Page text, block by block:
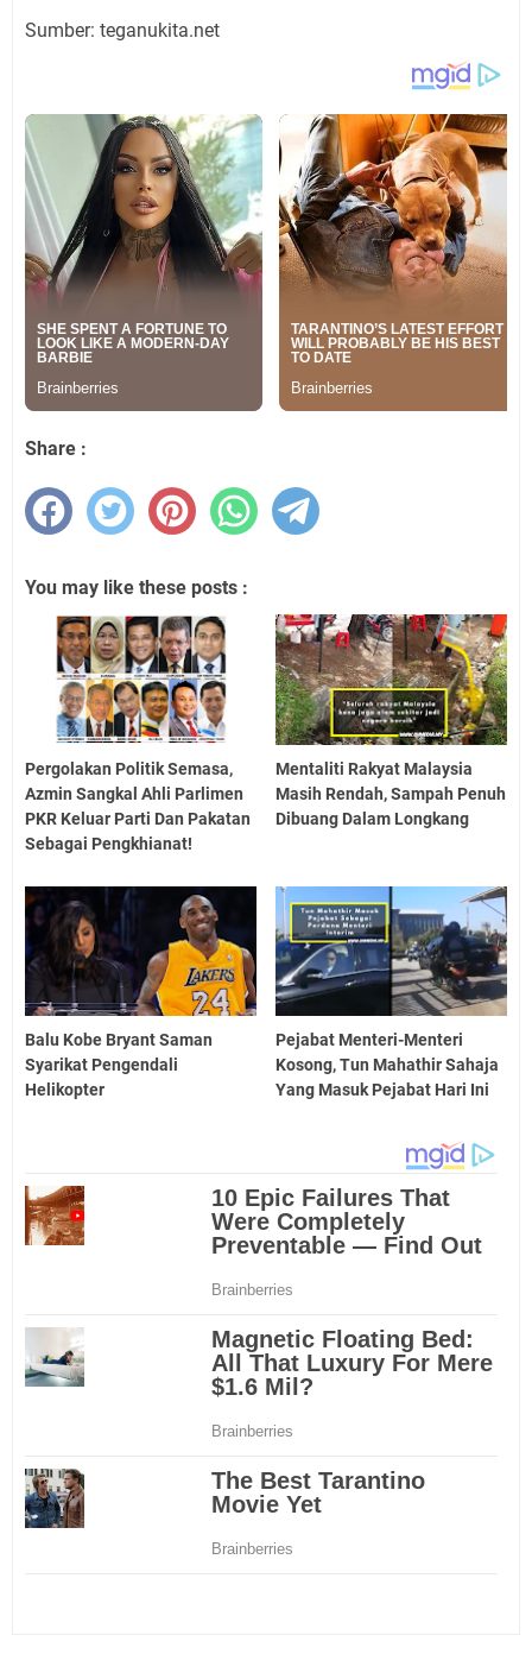
Sumber: teganukita.net
Share :
You may like these posts :
Pergolakan Politik Semasa,
Azmin Sangkal Ahli Parlimen
PKR Keluar Parti Dan Pakatan
Sebagai Pengkhianat!
Mentaliti Rakyat Malaysia
Masih Rendah, Sampah Penuh
Dibuang Dalam Longkang
Balu Kobe Bryant Saman
Syarikat Pengendali
Helikopter
Pejabat Menteri-Menteri
Kosong, Tun Mahathir Sahaja
Yang Masuk Pejabat Hari Ini